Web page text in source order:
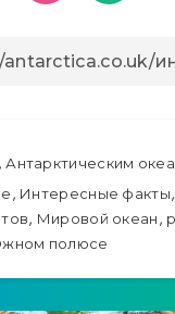
,Антарктическим
, Интересные факты,
, Мировой океан,
полюсе